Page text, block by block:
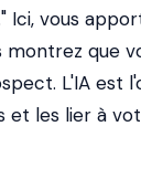
Ici, vous
montrez que
L'IA est
et les lier à